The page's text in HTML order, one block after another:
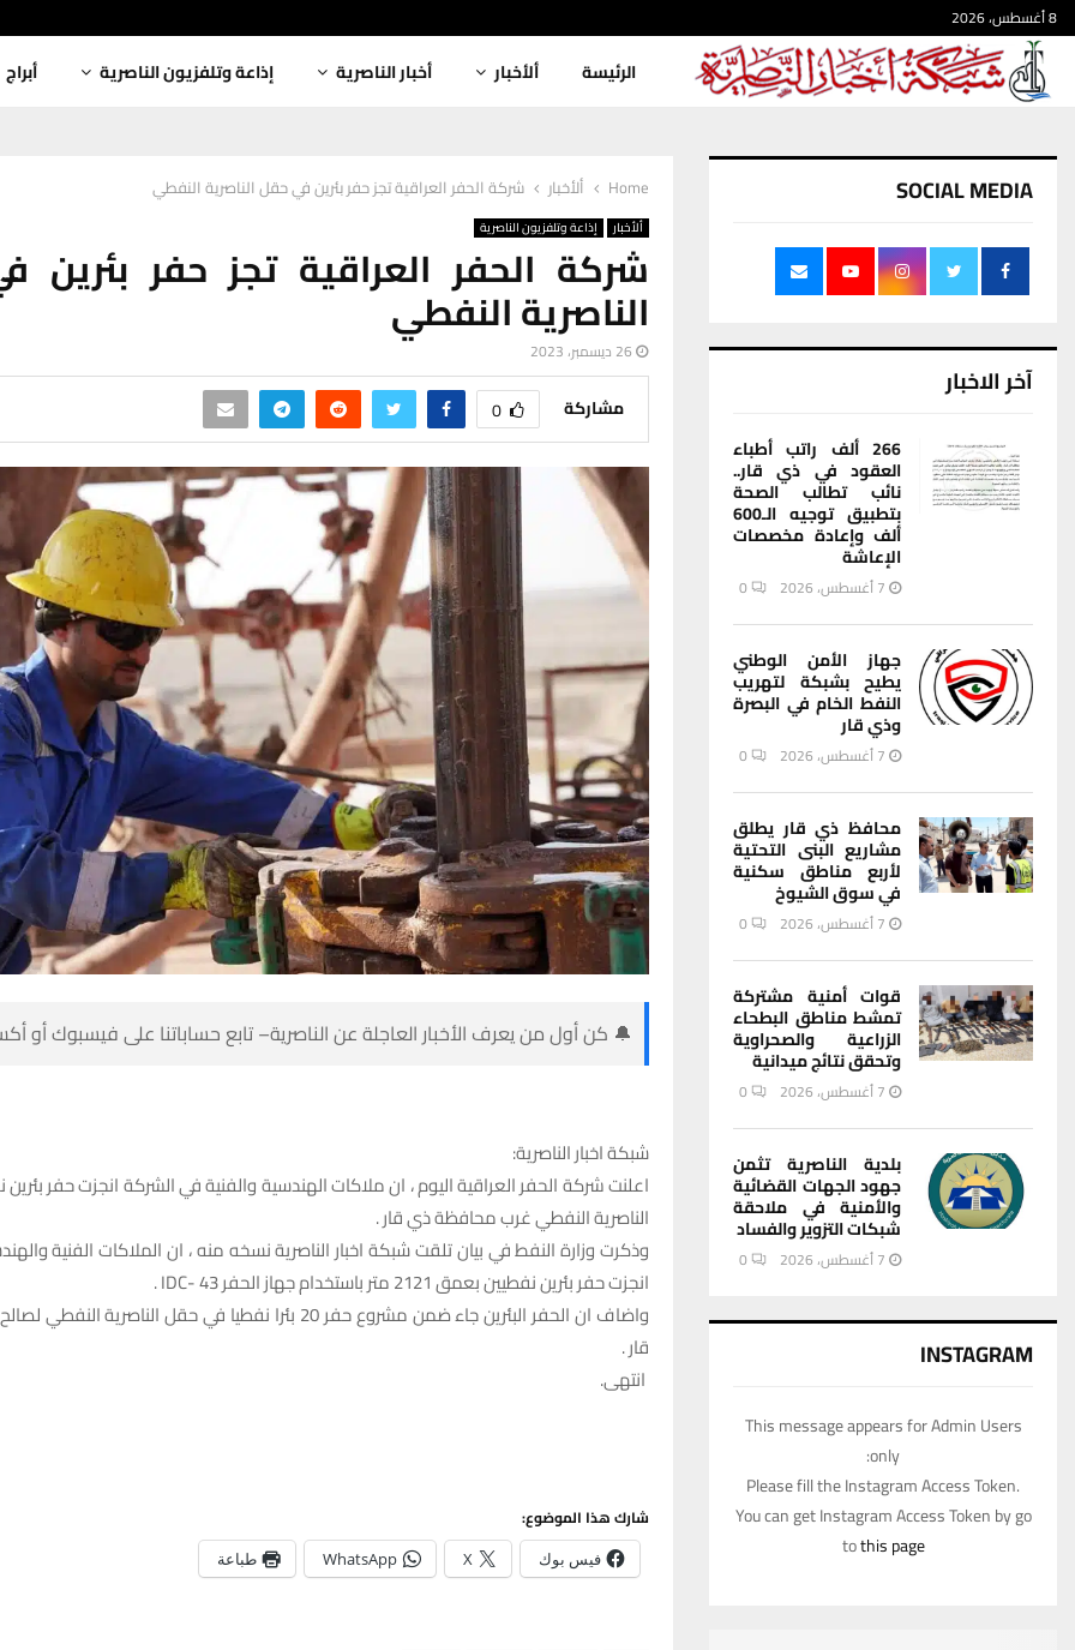
8 أغسطس، 2026
الرئيسة ألأخبار أخبار الناصرية إذاعة وتلفزيون الناصرية أبراج
Home ألأخبار شركة الحفر العراقية تجز حفر بئرين في حقل الناصرية النفطي
ألأخبار إذاعة وتلفزيون الناصرية
شركة الحفر العراقية تجز حفر
الناصرية النفطي
26 ديسمبر، 2023
مشاركة 0
🔔 كن أول من يعرف الأخبار العاجلة عن الناصرية– تابع حساباتنا على فيسبوك أو
شبكة اخبار الناصرية:
اعلنت شركة الحفر العراقية اليوم ، ان ملاكات الهندسية والفنية في الشركة انجزت حفر
الناصرية النفطي غرب محافظة ذي قار .
وذكرت وزارة النفط في بيان تلقت شبكة اخبار الناصرية نسخه منه ، ان الملاكات الفنية
انجزت حفر بئرين نفطيين بعمق 2121 متر باستخدام جهاز الحفر IDC- 43 .
واضاف ان الحفر البئرين جاء ضمن مشروع حفر 20 بئرا نفطيا في حقل
قار .
انتهى.
شارك هذا الموضوع:
فيس بوك X
WhatsApp طباعة
SOCIAL MEDIA
آخر الاخبار
266 ألف راتب أطباء
العقود في ذي قار..
نائب تطالب الصحة
بتطبيق توجيه الـ600
ألف وإعادة مخصصات
الإعاشة
7 أغسطس، 2026 0
جهاز الأمن الوطني
يطيح بشبكة لتهريب
النفط الخام في البصرة
وذي قار
7 أغسطس، 2026 0
محافظ ذي قار يطلق
مشاريع البنى التحتية
لأربع مناطق سكنية
في سوق الشيوخ
7 أغسطس، 2026 0
قوات أمنية مشتركة
تمشط مناطق البطحاء
الزراعية والصحراوية
وتحقق نتائج ميدانية
7 أغسطس، 2026 0
بلدية الناصرية تثمن
جهود الجهات القضائية
والأمنية في ملاحقة
شبكات التزوير والفساد
7 أغسطس، 2026 0
INSTAGRAM
This message appears for Admin Users
only:
Please fill the Instagram Access Token.
You can get Instagram Access Token by go
tothis page